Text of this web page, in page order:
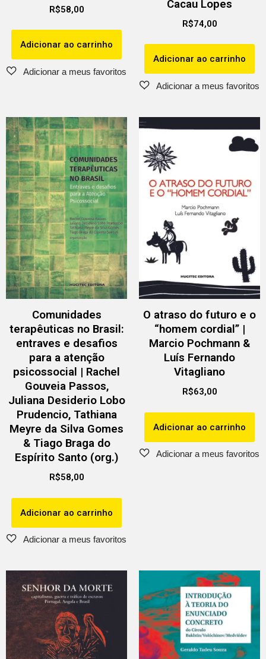
R$58,00
Adicionar ao carrinho
Cacau Lopes
R$74,00
Adicionar ao carrinho
Comunidades
terapêuticas no Brasil:
entraves e desafios
para a atenção
psicossocial | Rachel
Gouveia Passos,
Juliana Desiderio Lobo
Prudencio, Tathiana
Meyre da Silva Gomes
& Tiago Braga do
Espírito Santo (org.)
R$58,00
Adicionar ao carrinho
O atraso do futuro e o
“homem cordial” |
Marcio Pochmann &
Luís Fernando
Vitagliano
R$63,00
Adicionar ao carrinho